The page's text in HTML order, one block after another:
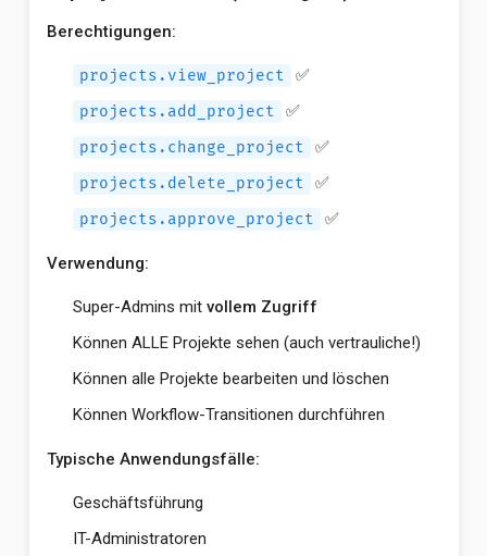
Berechtigungen:
projects.view_project ✅
projects.add_project ✅
projects.change_project ✅
projects.delete_project ✅
projects.approve_project ✅
Verwendung:
Super-Admins mit vollem Zugriff
Können ALLE Projekte sehen (auch vertrauliche!)
Können alle Projekte bearbeiten und löschen
Können Workflow-Transitionen durchführen
Typische Anwendungsfälle:
Geschäftsführung
IT-Administratoren